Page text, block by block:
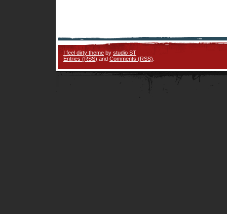
I feel dirty theme by studio ST
Entries (RSS) and Comments (RSS)